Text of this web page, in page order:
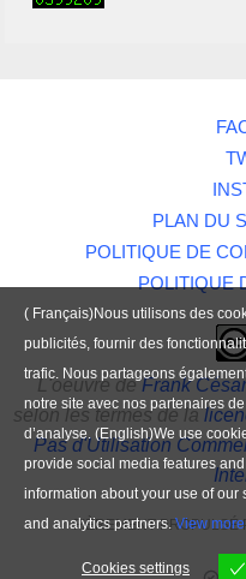
PLAN DU
POLITIQUE DE
POLITIQUE
L'oeuvredeFrank
selon les termes de la
Pas d'Utilisation
FIÈREMENT PROPULSÉ
( Français)Nous utilisons des
publicités, fournir des
trafic. Nous partageons
notre site avec nos partenaires
d’analyse. (English)We use
provide social media features
information about your use of
and analytics partners.View more
Cookies settings